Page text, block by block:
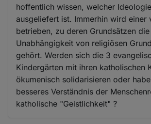
hoffentlich wissen, welcher
ausgeliefert ist. Immerhin wird einer
betrieben, zu deren Grundsätzen die
Unabhängigkeit von religiösen
gehört. Werden sich die 3
Kindergärten mit ihren katholischen
ökumenisch solidarisieren oder
besseres Verständnis der
katholische "Geistlichkeit" ?